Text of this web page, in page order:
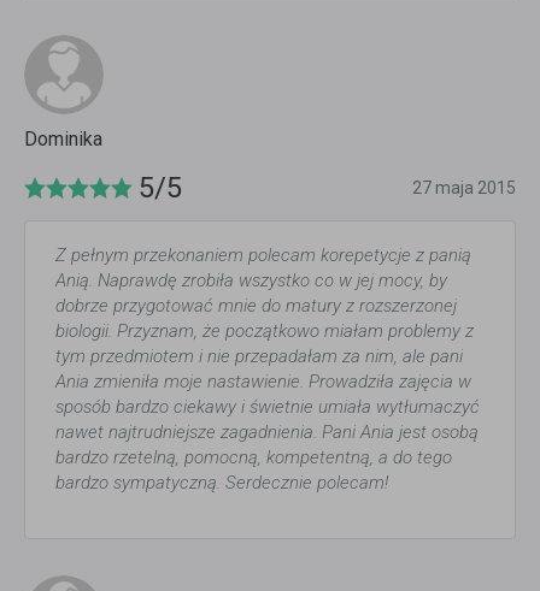
Dominika
5/5 27 maja 2015
Z pełnym przekonaniem polecam korepetycje z panią
Anią. Naprawdę zrobiła wszystko co w jej mocy, by
dobrze przygotować mnie do matury z rozszerzonej
biologii. Przyznam, że początkowo miałam problemy z
tym przedmiotem i nie przepadałam za nim, ale pani
Ania zmieniła moje nastawienie. Prowadziła zajęcia w
sposób bardzo ciekawy i świetnie umiała wytłumaczyć
nawet najtrudniejsze zagadnienia. Pani Ania jest osobą
bardzo rzetelną, pomocną, kompetentną, a do tego
bardzo sympatyczną. Serdecznie polecam!